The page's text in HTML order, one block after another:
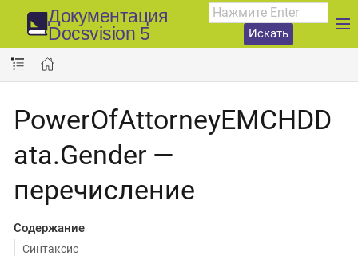
Документация
Docsvision 5
Искать
PowerOfAttorneyEMCHDD
ata.Gender —
перечисление
Содержание
Синтаксис